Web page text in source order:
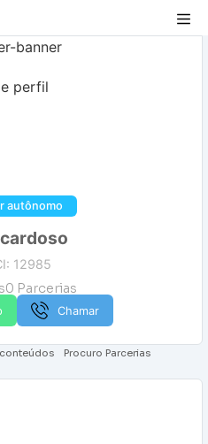
autônomo
12985
0 Parcerias
Chamar
Procuro Parcerias